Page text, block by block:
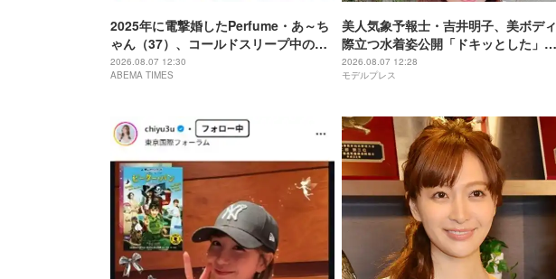
2025年に電撃婚したPerfume・あ～ち
ゃん（37）、コールドスリープ中のプ
ライベート“2ショット”公開にファン
「元気そうでなにより」
2026.08.07 12:30
ABEMA TIMES
美人気象予報士・吉井明子、美ボディ
際立つ水着姿公開「ドキッとした」
「理想的」の声
2026.08.07 12:28
モデルプレス